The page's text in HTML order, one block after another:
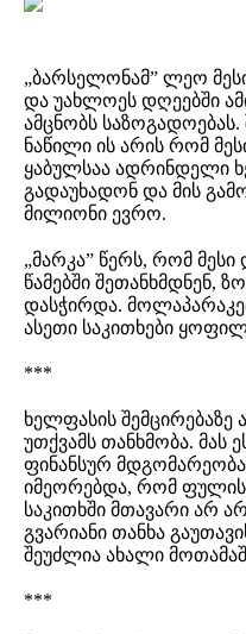
„ბარსელონამ” ლეო
და უახლოეს დღეებში
ამცნობს
ნაწილი ის არის რომ
ყაბულსაა ადრინდელი
გადაუხადონ და მის
მილიონი ევრო.
„მარკა” წერს, რომ
წამებში შეთანხმდნენ,
დასჭირდა.
ასეთი საკითხები
***
ხელფასის შემცირებაზე
უთქვამს თანხმობა.
ფინანსურ
იმეორებდა, რომ ფულის
საკითხში მთავარი არ
გვარიანი თანხა
შეუძლია ახალი
***